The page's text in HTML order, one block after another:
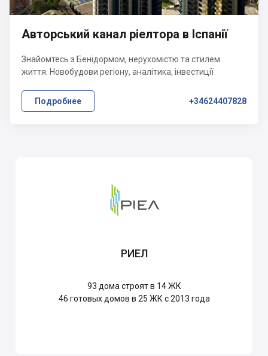
Авторський канал ріелтора в Іспанії
Знайомтесь з Бенідормом, нерухомістю та стилем
життя. Новобудови регіону, аналітика, інвестиції
Подробнее +34624407828
РИЕЛ
93 дома строят в 14 ЖК
46 готовых домов в 25 ЖК с 2013 года